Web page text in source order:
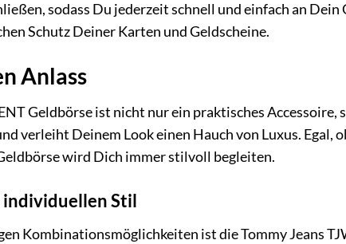
sodass Du jederzeit schnell und einfach an
Schutz Deiner Karten und Geldscheine.
Anlass
Geldbörse ist nicht nur ein praktisches Accessoire,
verleiht Deinem Look einen Hauch von Luxus. Egal,
wird Dich immer stilvoll begleiten.
individuellen Stil
Kombinationsmöglichkeiten ist die Tommy Jeans